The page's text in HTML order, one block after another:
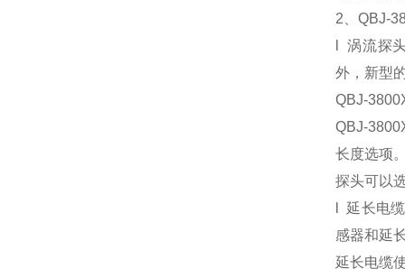
2 、QBJ-
涡流探
外，新型
QBJ-
QBJ-
长度选项
探头可以
延长电
感器和延
延长电缆